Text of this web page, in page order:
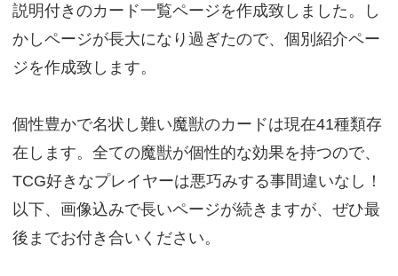
説明付きのカード一覧ページを作成致しました。し
かしページが長大になり過ぎたので、個別紹介ペー
ジを作成致します。
個性豊かで名状し難い魔獣のカードは現在41種類存
在します。全ての魔獣が個性的な効果を持つので、
TCG好きなプレイヤーは悪巧みする事間違いなし！
以下、画像込みで長いページが続きますが、ぜひ最
後までお付き合いください。